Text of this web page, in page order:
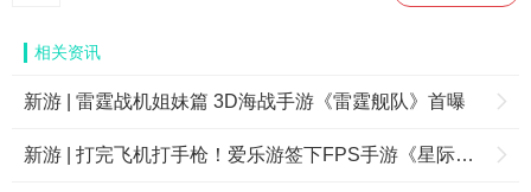
相关资讯
新游 | 雷霆战机姐妹篇 3D海战手游《雷霆舰队》首曝
新游 | 打完飞机打手枪！爱乐游签下FPS手游《星际猎人》